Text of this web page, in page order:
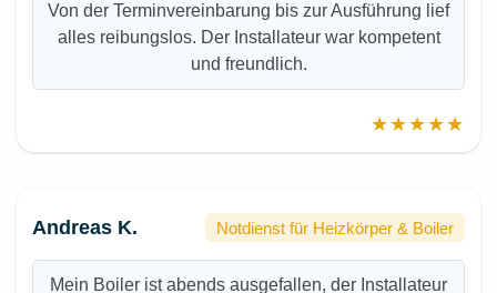
Von der Terminvereinbarung bis zur Ausführung lief
alles reibungslos. Der Installateur war kompetent
und freundlich.
★★★★★
Andreas K. Notdienst für Heizkörper & Boiler
Mein Boiler ist abends ausgefallen, der Installateur